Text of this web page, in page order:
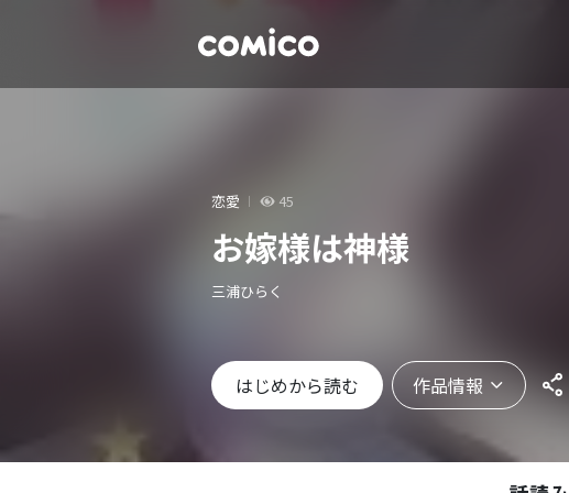
恋愛 45
お嫁様は神様
三浦ひらく
はじめから読む 作品情報